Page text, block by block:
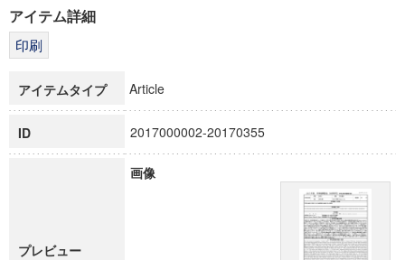
科学研究費補助金研究成果報告書
博士課程教育リーディングプログラム「超成熟社会発展のサ
アイテム詳細
アイテムタイプ Article
ID 2017000002-20170355
プレビュー
画像